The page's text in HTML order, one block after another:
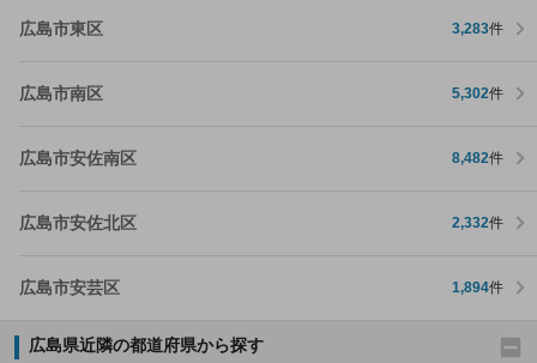
広島市東区 3,283件
広島市南区 5,302件
広島市安佐南区 8,482件
広島市安佐北区 2,332件
広島市安芸区 1,894件
広島県近隣の都道府県から探す